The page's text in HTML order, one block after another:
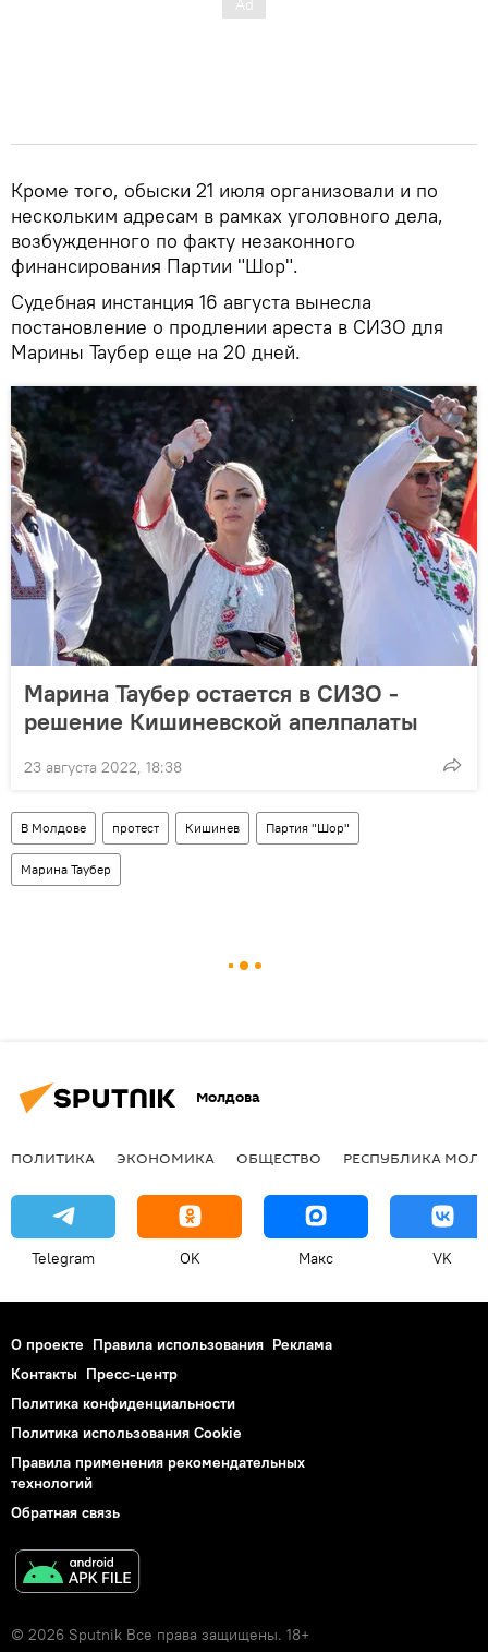
Кроме того, обыски 21 июля организовали и по
нескольким адресам в рамках уголовного дела,
возбужденного по факту незаконного
финансирования Партии "Шор".
Судебная инстанция 16 августа вынесла
постановление о продлении ареста в СИЗО для
Марины Таубер еще на 20 дней.
Марина Таубер остается в СИЗО -
решение Кишиневской апелпалаты
23 августа 2022, 18:38
В Молдове протест Кишинев Партия "Шор"
Марина Таубер
Молдова
ПОЛИТИКА ЭКОНОМИКА ОБЩЕСТВО РЕСПУБЛИКА
Telegram OK Макс VK
О проекте Правила использования Реклама
Контакты Пресс-центр
Политика конфиденциальности
Политика использования Cookie
Правила применения рекомендательных
технологий
Обратная связь
© 2026 Sputnik Все права защищены. 18+